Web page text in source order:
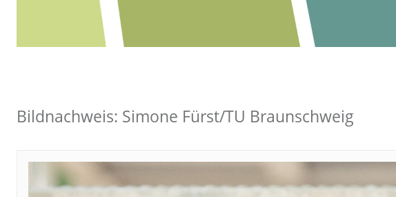
Bildnachweis: Simone Fürst/TU Braunschweig